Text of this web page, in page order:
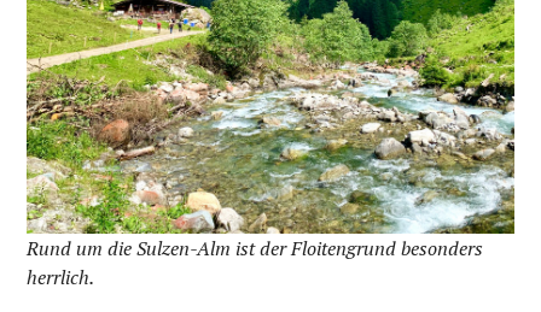
Rund um die Sulzen-Alm ist der Floitengrund besonders
herrlich.